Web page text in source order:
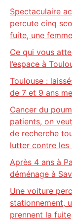
Spectaculaire
percute cinq
fuite, une
Ce qui vous
l’espace à
Toulouse :
de 7 et 9 ans
Cancer du
patients, on
de recherche
lutter contre les
Après 4 ans à
déménage à
Une voiture
stationnement,
prennent la fuite